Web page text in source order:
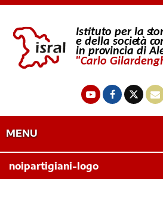
MENU
noipartigiani-logo